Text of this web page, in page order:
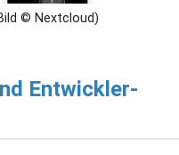
© Nextcloud)
Entwickler-